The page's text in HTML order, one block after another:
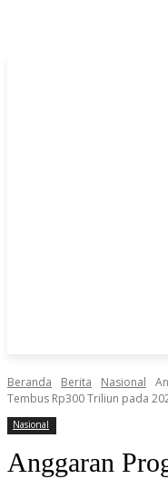
Beranda Berita Nasional
Tembus Rp300 Triliun pada
Nasional
Anggaran